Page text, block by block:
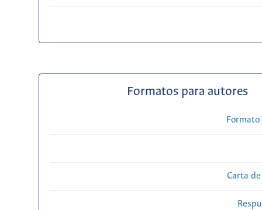
Formatos para autores
Carta